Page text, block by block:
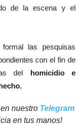
de la escena y el
las pesquisas
con el fin de
del homicidio e
nuestro Telegram
en tus manos!